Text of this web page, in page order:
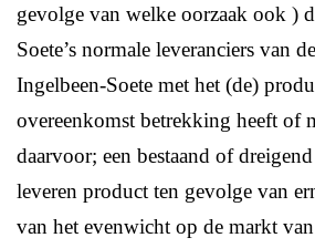
gevolge van welke oorzaak ook )
Soete’s normale leveranciers van
Ingelbeen-Soete met het (de)
overeenkomst betrekking heeft of
daarvoor; een bestaand of
leveren product ten gevolge van
van het evenwicht op de markt